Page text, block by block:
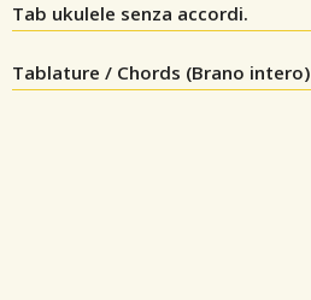
Tab ukulele senza accordi.
Tablature / Chords (Brano intero)